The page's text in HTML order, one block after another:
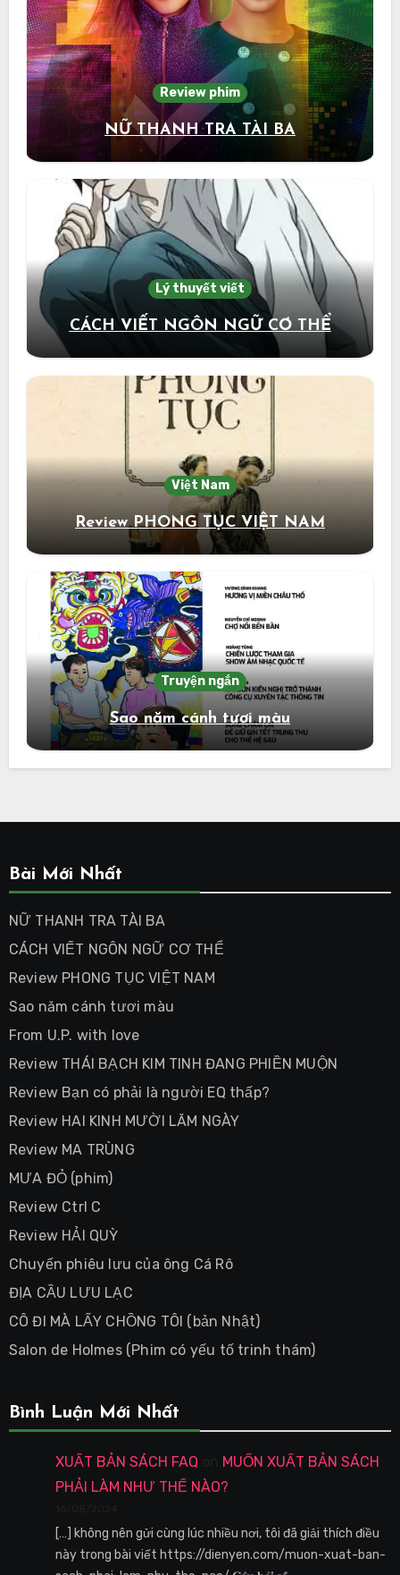
Review phim
NỮ THANH TRA TÀI BA
Lý thuyết viết
CÁCH VIẾT NGÔN NGỮ CƠ THỂ
Việt Nam
Review PHONG TỤC VIỆT NAM
Truyện ngắn
Sao năm cánh tươi màu
Bài Mới Nhất
NỮ THANH TRA TÀI BA
CÁCH VIẾT NGÔN NGỮ CƠ THỂ
Review PHONG TỤC VIỆT NAM
Sao năm cánh tươi màu
From U.P. with love
Review THÁI BẠCH KIM TINH ĐANG PHIỀN MUỘN
Review Bạn có phải là người EQ thấp?
Review HAI KINH MƯỜI LĂM NGÀY
Review MA TRÙNG
MƯA ĐỎ (phim)
Review Ctrl C
Review HẢI QUỲ
Chuyến phiêu lưu của ông Cá Rô
ĐỊA CẦU LƯU LẠC
CÔ ĐI MÀ LẤY CHỒNG TÔI (bản Nhật)
Salon de Holmes (Phim có yếu tố trinh thám)
Bình Luận Mới Nhất
XUẤT BẢN SÁCH FAQ
MUỐN XUẤT BẢN SÁCH
PHẢI LÀM NHƯ THẾ NÀO?
[…] không nên gửi cùng lúc nhiều nơi, tôi đã giải thích điều
này trong bài viết https://dienyen.com/muon-xuat-ban-